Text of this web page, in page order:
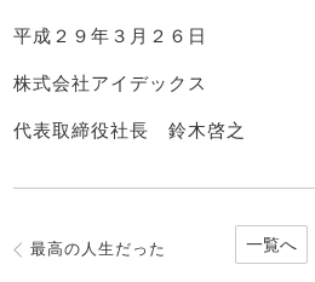
平成２９年３月２６日
株式会社アイデックス
代表取締役社長 鈴木啓之
最高の人生だった 一覧へ